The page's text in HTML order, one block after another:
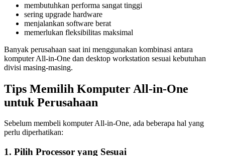
membutuhkan performa sangat tinggi
sering upgrade hardware
menjalankan software berat
memerlukan fleksibilitas maksimal
Banyak perusahaan saat ini menggunakan kombinasi antara
komputer All-in-One dan desktop workstation sesuai kebutuhan
divisi masing-masing.
Tips Memilih Komputer All-in-One
untuk Perusahaan
Sebelum membeli komputer All-in-One, ada beberapa hal yang
perlu diperhatikan:
1. Pilih Processor yang Sesuai